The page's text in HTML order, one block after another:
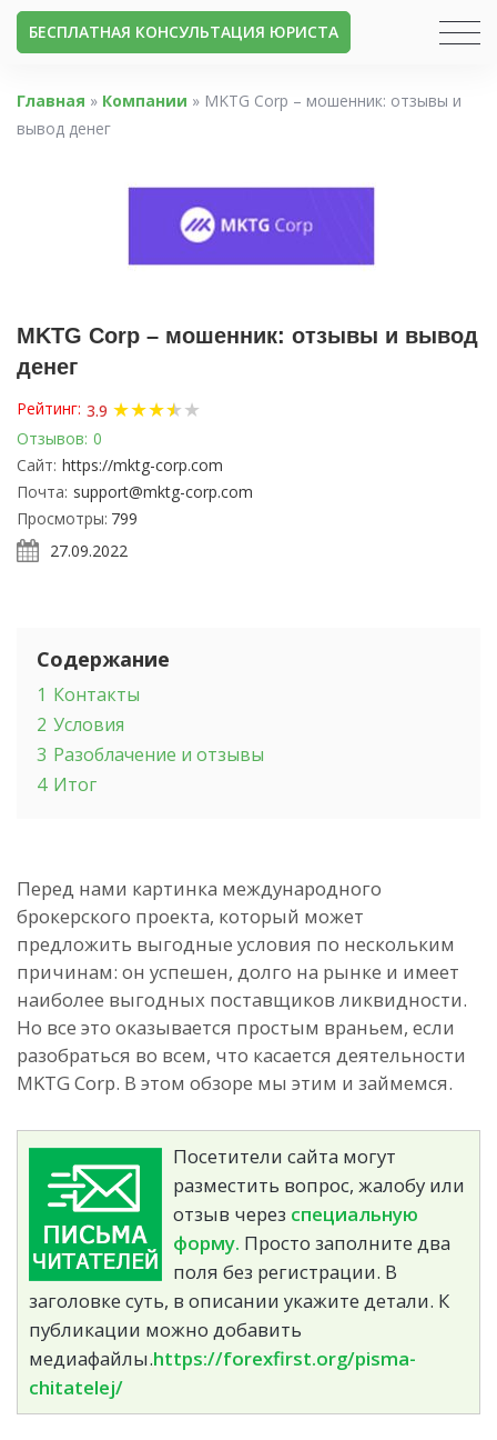
БЕСПЛАТНАЯ КОНСУЛЬТАЦИЯ ЮРИСТА
Главная » Компании » MKTG Corp – мошенник: отзывы и
вывод денег
MKTG Corp – мошенник: отзывы и вывод
денег
Рейтинг: 3.9 ★★★★
★★
Отзывов: 0
Сайт: https://mktg-corp.com
Почта: support@mktg-corp.com
Просмотры: 799
27.09.2022
Содержание
1 Контакты
2 Условия
3 Разоблачение и отзывы
4 Итог
Перед нами картинка международного
брокерского проекта, который может
предложить выгодные условия по нескольким
причинам: он успешен, долго на рынке и имеет
наиболее выгодных поставщиков ликвидности.
Но все это оказывается простым враньем, если
разобраться во всем, что касается деятельности
MKTG Corp. В этом обзоре мы этим и займемся.
Посетители сайта могут
разместить вопрос, жалобу или
отзыв через специальную
форму. Просто заполните два
поля без регистрации. В
заголовке суть, в описании укажите детали. К
публикации можно добавить
медиафайлы.https://forexfirst.org/pisma-
chitatelej/